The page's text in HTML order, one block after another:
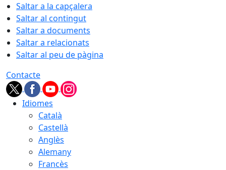
Saltar a la capçalera
Saltar al contingut
Saltar a documents
Saltar a relacionats
Saltar al peu de pàgina
Contacte
Idiomes
Català
Castellà
Anglès
Alemany
Francès